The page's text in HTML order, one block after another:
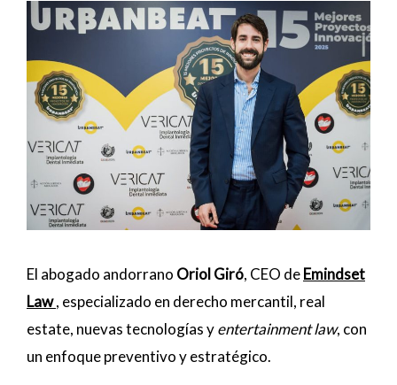
El abogado andorrano Oriol Giró, CEO deEmindset
Law, especializado en derecho mercantil, real
estate, nuevas tecnologías yentertainment law, con
un enfoque preventivo y estratégico.